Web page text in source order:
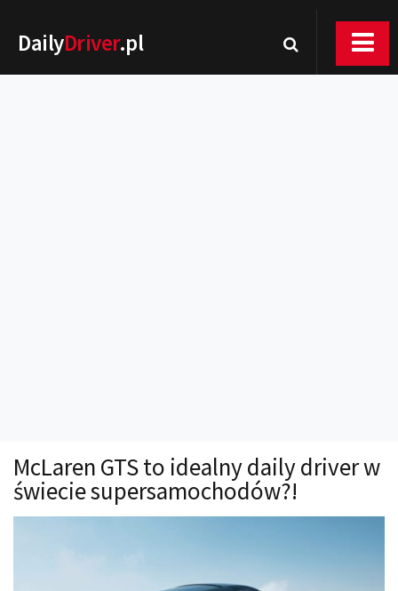
DailyDriver.pl
Technika jazdy
Oświetlenie
McLaren GTS to idealny daily driver w
świecie supersamochodów?!